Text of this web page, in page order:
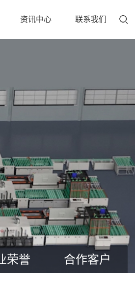
资讯中心 联系我们
荣誉 合作客户